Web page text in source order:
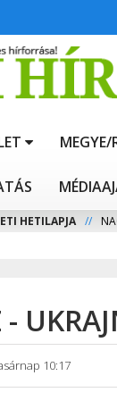
MEGYE/
HETILAPJA //
-
10:17